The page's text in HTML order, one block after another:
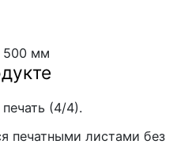
(4/4).
печатными листами без